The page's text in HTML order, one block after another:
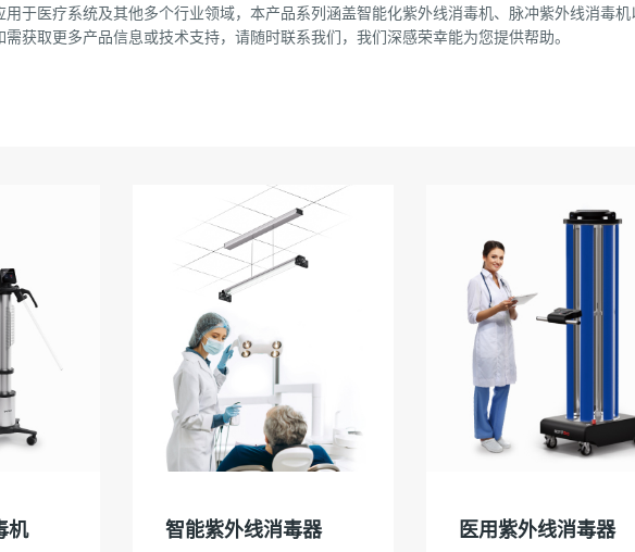
于医疗系统及其他多个行业领域，本产品系列涵盖智能化紫外线消毒机、脉冲紫外线消毒
获取更多产品信息或技术支持，请随时联系我们，我们深感荣幸能为您提供帮助。
机 智能紫外线消毒器 医用紫外线消毒器